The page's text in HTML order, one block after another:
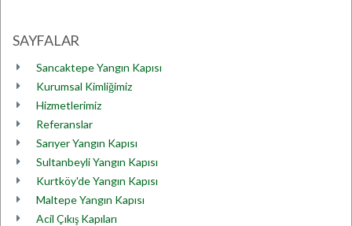
SAYFALAR
Sancaktepe Yangın Kapısı
Kurumsal Kimliğimiz
Hizmetlerimiz
Referanslar
Sarıyer Yangın Kapısı
Sultanbeyli Yangın Kapısı
Kurtköy'de Yangın Kapısı
Maltepe Yangın Kapısı
Acil Çıkış Kapıları